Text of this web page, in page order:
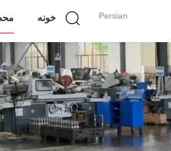
Persian خونه